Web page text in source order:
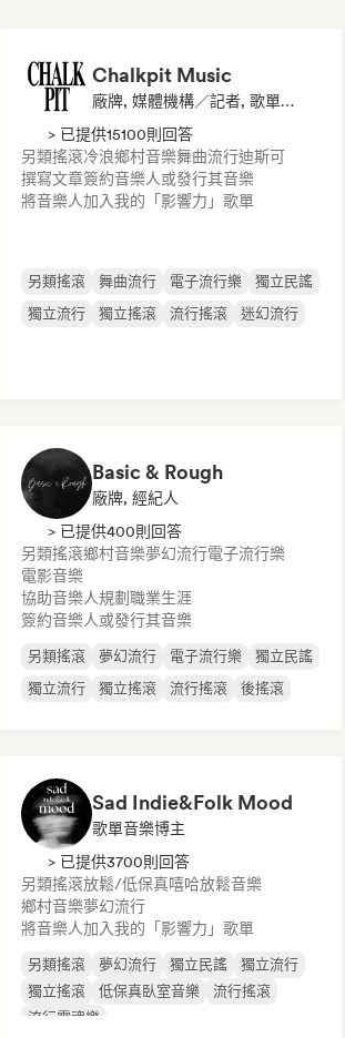
Chalkpit Music
廠牌, 媒體機構／記者, 歌單音樂博主
> 已提供15100則回答
另類搖滾冷浪鄉村音樂舞曲流行迪斯可
撰寫文章簽約音樂人或發行其音樂
將音樂人加入我的「影響力」歌單
另類搖滾 舞曲流行 電子流行樂
獨立民謠
獨立流行
獨立搖滾 流行搖滾 迷幻流行
Basic & Rough
廠牌, 經紀人
> 已提供400則回答
另類搖滾鄉村音樂夢幻流行電子流行樂
電影音樂
協助音樂人規劃職業生涯
簽約音樂人或發行其音樂
另類搖滾 夢幻流行 電子流行樂
獨立民謠
獨立流行
獨立搖滾 流行搖滾 後搖滾
Sad Indie&Folk Mood
歌單音樂博主
> 已提供3700則回答
另類搖滾放鬆/低保真嘻哈放鬆音樂
鄉村音樂夢幻流行
將音樂人加入我的「影響力」歌單
另類搖滾 夢幻流行 獨立民謠
獨立流行
獨立搖滾
低保真臥室音樂
流行搖滾
流行靈魂樂